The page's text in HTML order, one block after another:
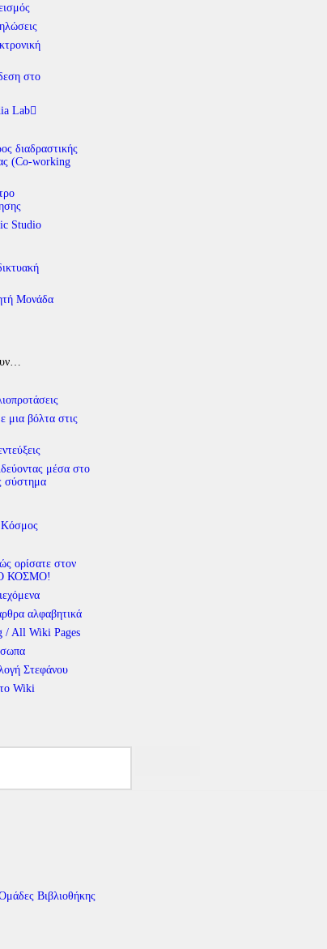
στο
Lab
διαδραστικής
(Co-working
Studio
Μονάδα
μια βόλτα στις
μέσα στο
σύστημα
Κόσμος
ορίσατε στον
ΚΟΣΜΟ!
αλφαβητικά
/ All Wiki Pages
Στεφάνου
Wiki
Βιβλιοθήκης